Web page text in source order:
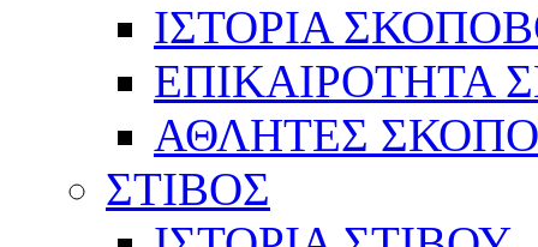
ΙΣΤΟΡΙΑ
ΕΠΙΚΑΙΡΟΤΗΤΑ
ΑΘΛΗΤΕΣ
ΣΤΙΒΟΣ